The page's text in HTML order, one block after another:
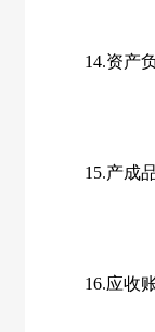
14.资产负
15.产成品
16.应收账